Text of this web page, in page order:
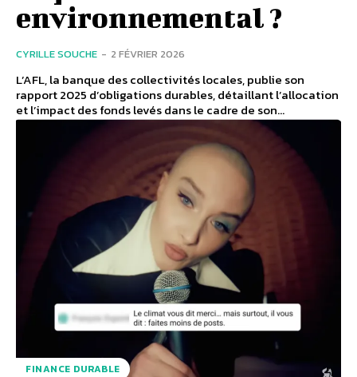
environnemental ?
CYRILLE SOUCHE - 2 FÉVRIER 2026
L’AFL, la banque des collectivités locales, publie son
rapport 2025 d’obligations durables, détaillant l’allocation
et l’impact des fonds levés dans le cadre de son...
FINANCE DURABLE